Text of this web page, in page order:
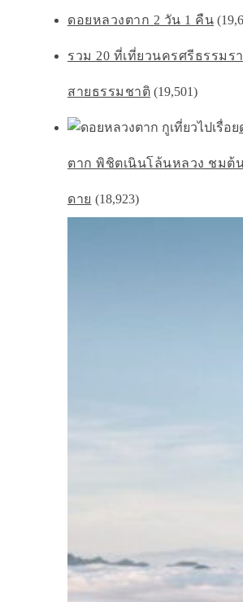
ดอยหลวงตาก 2 วัน 1 คืน
รวม 20 ที่เที่ยวนครศรีธรรมร
สายธรรมชาติ (19,501)
ตาก พิชิตเนินโล้นหลวง ชมต้
ดาย (18,923)